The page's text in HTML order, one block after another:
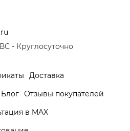
- Круглосуточно
Доставка
Блог Отзывы покупателей
в MAX